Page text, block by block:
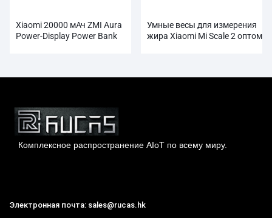
Xiaomi 20000 мАч ZMI Aura
Power-Display Power Bank
Умные весы для измерения
жира Xiaomi Mi Scale 2 оптом
Комплексное распространение AIoT по всему миру.
Электронная почта: sales@rucas.hk